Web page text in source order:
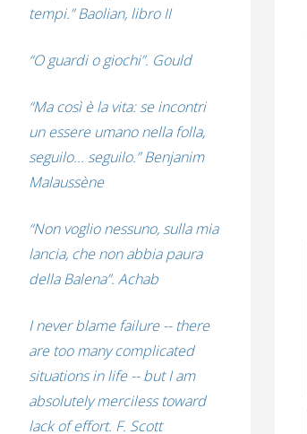
tempi.” Baolian, libro II
“O guardi o giochi”. Gould
“Ma così è la vita: se incontri
un essere umano nella folla,
seguilo... seguilo.” Benjanim
Malaussène
“Non voglio nessuno, sulla mia
lancia, che non abbia paura
della Balena”. Achab
I never blame failure -- there
are too many complicated
situations in life -- but I am
absolutely merciless toward
lack of effort. F. Scott